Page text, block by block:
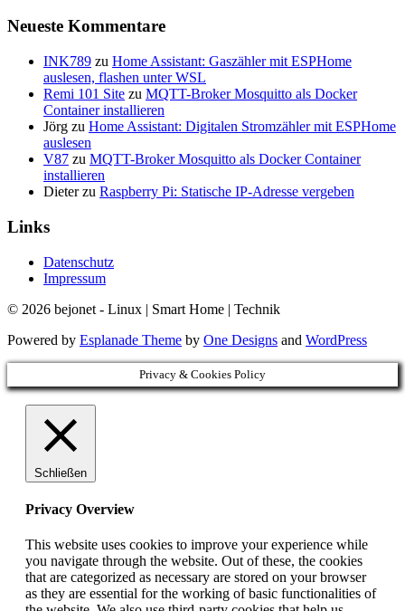
Neueste Kommentare
INK789 zu Home Assistant: Gaszähler mit ESPHome
auslesen, flashen unter WSL
Remi 101 Site zu MQTT-Broker Mosquitto als Docker
Container installieren
Jörg zu Home Assistant: Digitalen Stromzähler mit ESPHome
auslesen
V87 zu MQTT-Broker Mosquitto als Docker Container
installieren
Dieterzu Raspberry Pi: Statische IP-Adresse vergeben
Links
Datenschutz
Impressum
© 2026 bejonet - Linux | Smart Home | Technik
Powered by Esplanade Theme by One Designs and WordPress
Privacy & Cookies Policy
Schließen
Privacy Overview
This website uses cookies to improve your experience while
you navigate through the website. Out of these, the cookies
that are categorized as necessary are stored on your browser
as they are essential for the working of basic functionalities of